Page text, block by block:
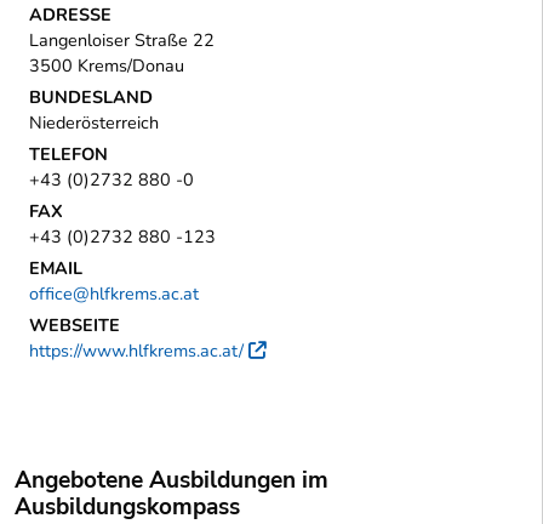
ADRESSE
Langenloiser Straße 22
3500 Krems/Donau
BUNDESLAND
Niederösterreich
TELEFON
+43 (0)2732 880 -0
FAX
+43 (0)2732 880 -123
EMAIL
office@hlfkrems.ac.at
WEBSEITE
https://www.hlfkrems.ac.at/
Externer Link
Angebotene Ausbildungen im
Ausbildungskompass